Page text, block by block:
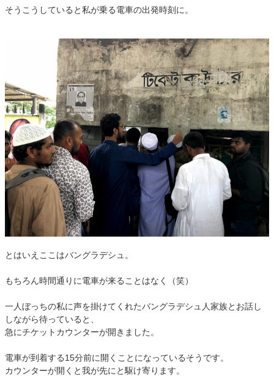
そうこうしていると私が乗る電車の出発時刻に。
とはいえここはバングラデシュ。
もちろん時間通りに電車が来ることはなく（笑）
一人ぼっちの私に声を掛けてくれたバングラデシュ人家族とお話し
しながら待っていると、
急にチケットカウンターが開きました。
電車が到着する15分前に開くことになっているそうです。
カウンターが開くと我が先にと駆け寄ります。